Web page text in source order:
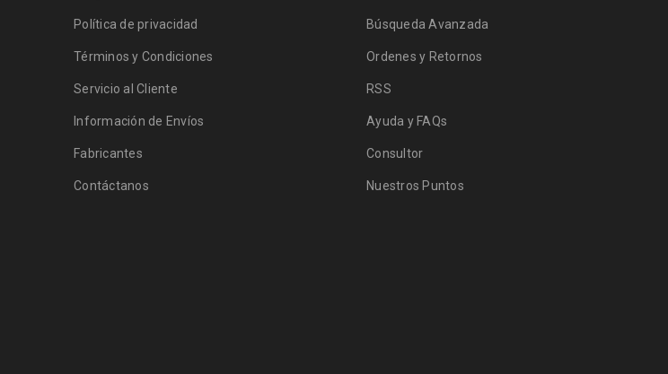
Política de privacidad
Términos y Condiciones
Servicio al Cliente
Información de Envíos
Fabricantes
Contáctanos
Búsqueda Avanzada
Ordenes y Retornos
RSS
Ayuda y FAQs
Consultor
Nuestros Puntos